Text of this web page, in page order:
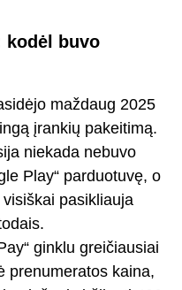
kodėl buvo
maždaug 2025
įrankių pakeitimą.
niekada nebuvo
Play“ parduotuvę, o
pasikliauja
ginklu greičiausiai
prenumeratos kaina,